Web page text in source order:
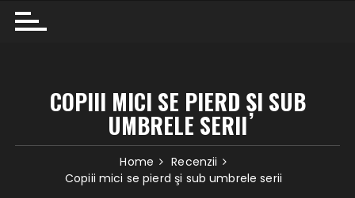
COPIII MICI SE PIERD ŞI SUB
UMBRELE SERII
Home
Recenzii
Copiii mici se pierd şi sub umbrele serii